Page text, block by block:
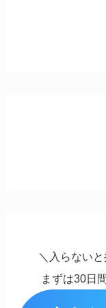
＼入らない
まずは30日